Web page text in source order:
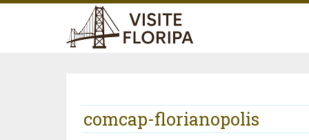
comcap-florianopolis